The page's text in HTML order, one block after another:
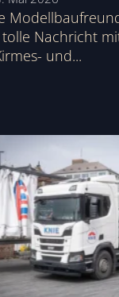
Nachricht
und...